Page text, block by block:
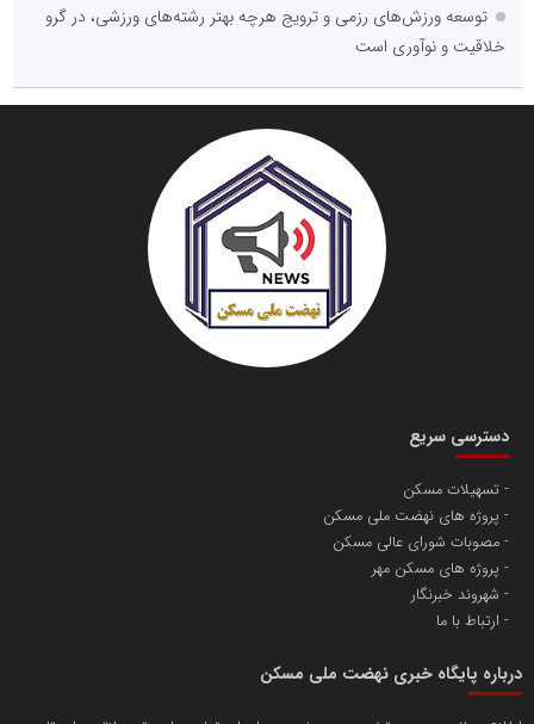
توسعه ورزش‌های رزمی و ترویج هرچه بهتر رشته‌های ورزشی، در گرو
خلاقیت و نوآوری است
دسترسی سریع
تسهیلات مسکن
پروژه های نهضت ملی مسکن
مصوبات شورای عالی مسکن
پروژه های مسکن مهر
شهروند خبرنگار
ارتباط با ما
درباره پایگاه خبری نهضت ملی مسکن